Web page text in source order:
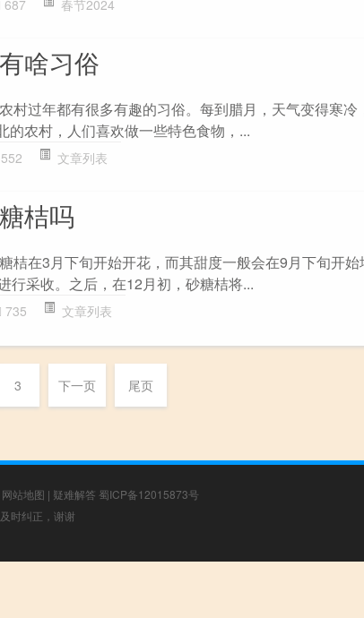
687 春节2024
啥习俗
村过年都有很多有趣的习俗。每到腊月，天气变得寒冷
的农村，人们喜欢做一些特色食物，...
552 文章列表
桔吗
桔在3月下旬开始开花，而其甜度一般会在9月下旬开
行采收。之后，在12月初，砂糖桔将...
735 文章列表
3 下一页 尾页
网站地图 | 疑难解答 蜀ICP备12015873号
时纠正，谢谢